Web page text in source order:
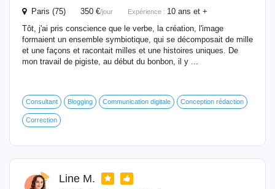
Paris (75) 350 €/jour Expérience : 10 ans et +
Tôt, j'ai pris conscience que le verbe, la création, l'image
formaient un ensemble symbiotique, qui se décomposait de mille
et une façons et racontait milles et une histoires uniques. De
mon travail de pigiste, au début du bonbon, il y ...
Consultant Blogging Communication digitale Conception rédaction
Correction
Line M.